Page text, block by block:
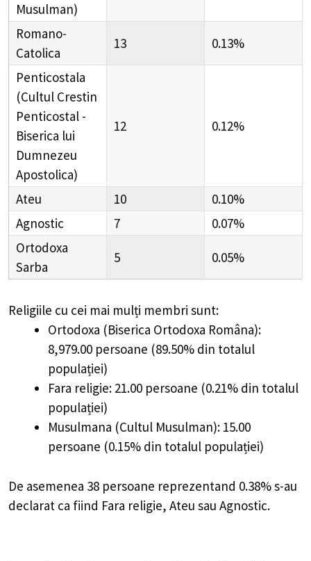
Musulman)
Romano-
Catolica
13 0.13%
Penticostala
(Cultul Crestin
Penticostal -
Biserica lui
Dumnezeu
Apostolica)
12 0.12%
Ateu 10
0.10%
Agnostic
7
0.07%
Ortodoxa
Sarba
5 0.05%
Religiile cu cei mai mulți membri sunt:
Ortodoxa (Biserica Ortodoxa Româna):
8,979.00 persoane (89.50% din totalul
populației)
Fara religie: 21.00 persoane (0.21% din totalul
populației)
Musulmana (Cultul Musulman): 15.00
persoane (0.15% din totalul populației)
De asemenea 38 persoane reprezentand 0.38% s-au
declarat ca fiind Fara religie, Ateu sau Agnostic.